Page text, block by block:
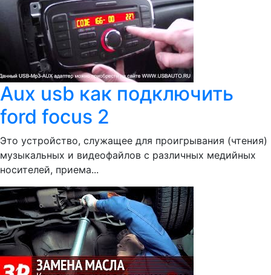
Aux usb как подключить
ford focus 2
Это устройство, служащее для проигрывания (чтения)
музыкальных и видеофайлов с различных медийных
носителей, приема...